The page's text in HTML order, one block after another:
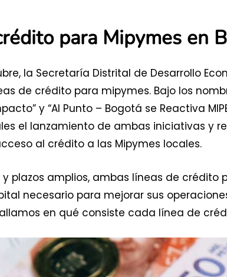
para Mipymes en
la Secretaría Distrital de Desarrollo
de crédito para mipymes. Bajo los
y “Al Punto – Bogotá se Reactiva
el lanzamiento de ambas iniciativas y
al crédito a las Mipymes locales.
plazos amplios, ambas líneas de crédito
necesario para mejorar sus
en qué consiste cada línea de